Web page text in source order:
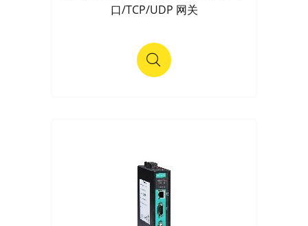
口/TCP/UDP 网关